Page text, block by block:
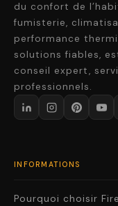
du confort de
fumisterie,
performance
solutions fiables,
conseil expert,
professionnels.
INFORMATIONS
Pourquoi choisir